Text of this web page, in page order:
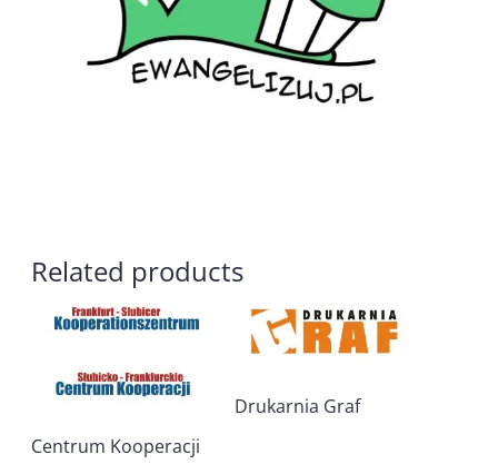
Related products
Centrum Kooperacji
Drukarnia Graf